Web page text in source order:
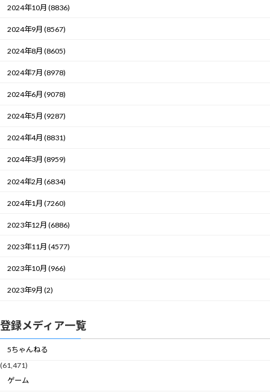
2024年10月 (8836)
2024年9月 (8567)
2024年8月 (8605)
2024年7月 (8978)
2024年6月 (9078)
2024年5月 (9287)
2024年4月 (8831)
2024年3月 (8959)
2024年2月 (6834)
2024年1月 (7260)
2023年12月 (6886)
2023年11月 (4577)
2023年10月 (966)
2023年9月 (2)
登録メディア一覧
5ちゃんねる
(61,471)
ゲーム